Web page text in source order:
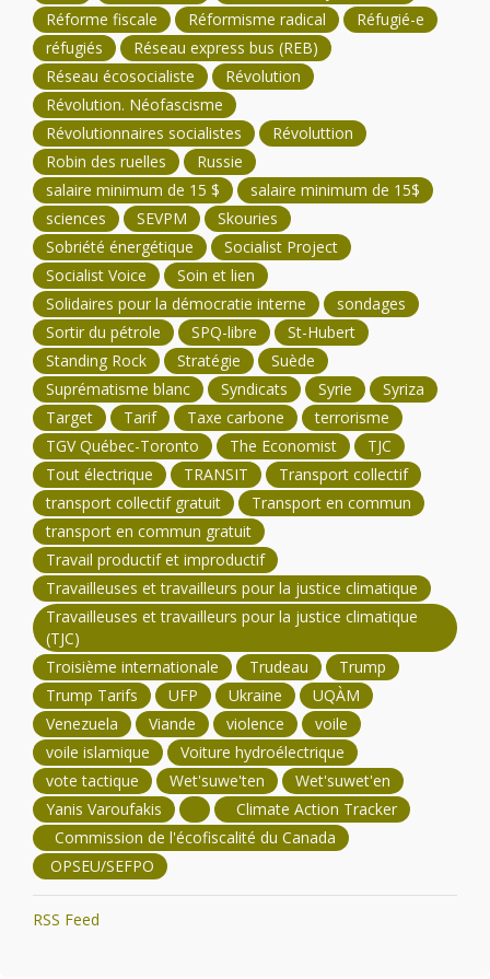
Réforme fiscale
Réformisme radical
Réfugié-e
réfugiés
Réseau express bus (REB)
Réseau écosocialiste
Révolution
Révolution. Néofascisme
Révolutionnaires socialistes
Révoluttion
Robin des ruelles
Russie
salaire minimum de 15 $
salaire minimum de 15$
sciences
SEVPM
Skouries
Sobriété énergétique
Socialist Project
Socialist Voice
Soin et lien
Solidaires pour la démocratie interne
sondages
Sortir du pétrole
SPQ-libre
St-Hubert
Standing Rock
Stratégie
Suède
Suprématisme blanc
Syndicats Syrie
Syriza
Target
Tarif Taxe carbone
terrorisme
TGV Québec-Toronto
The Economist
TJC
Tout électrique
TRANSIT
Transport collectif
transport collectif gratuit
Transport en commun
transport en commun gratuit
Travail productif et improductif
Travailleuses et travailleurs pour la justice climatique
Travailleuses et travailleurs pour la justice climatique
(TJC)
Troisième internationale
Trudeau
Trump
Trump Tarifs
UFP Ukraine
UQÀM
Venezuela
Viande violence
voile
voile islamique
Voiture hydroélectrique
vote tactique
Wet'suwe'ten
Wet'suwet'en
Yanis Varoufakis
Climate Action Tracker
Commission de l'écofiscalité du Canada
OPSEU/SEFPO
RSS Feed